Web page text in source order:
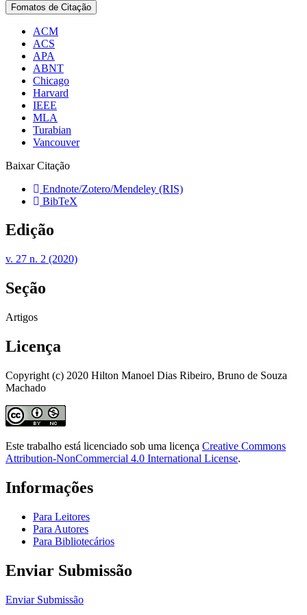
Fomatos de Citação
ACM
ACS
APA
ABNT
Chicago
Harvard
IEEE
MLA
Turabian
Vancouver
Baixar Citação
Endnote/Zotero/Mendeley (RIS)
BibTeX
Edição
v. 27 n. 2 (2020)
Seção
Artigos
Licença
Copyright (c) 2020 Hilton Manoel Dias Ribeiro, Bruno de Souza
Machado
Este trabalho está licenciado sob uma licença Creative Commons
Attribution-NonCommercial 4.0 International License.
Informações
Para Leitores
Para Autores
Para Bibliotecários
Enviar Submissão
Enviar Submissão